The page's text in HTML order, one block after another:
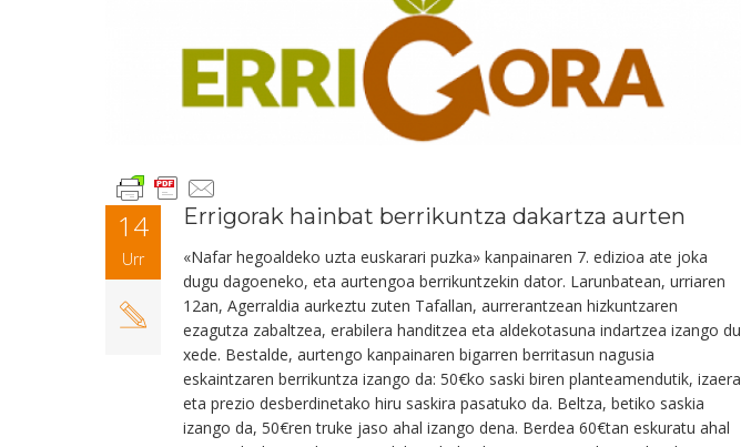
14
Urr
Errigorak hainbat berrikuntza dakartza aurten
«Nafar hegoaldeko uzta euskarari puzka» kanpainaren 7. edizioa ate joka
dugu dagoeneko, eta aurtengoa berrikuntzekin dator. Larunbatean, urriaren
12an, Agerraldia aurkeztu zuten Tafallan, aurrerantzean hizkuntzaren
ezagutza zabaltzea, erabilera handitzea eta aldekotasuna indartzea izango du
xede. Bestalde, aurtengo kanpainaren bigarren berritasun nagusia
eskaintzaren berrikuntza izango da: 50€ko saski biren planteamendutik, izaera
eta prezio desberdinetako hiru saskira pasatuko da. Beltza, betiko saskia
izango da, 50€ren truke jaso ahal izango dena. Berdea 60€tan eskuratu ahal